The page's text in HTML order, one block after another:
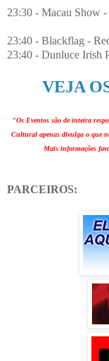
23:30 - Macau Show
23:40 - Blackflag -
23:40 - Dunluce Irish
VEJA
"Os Eventos são de inteira
Cultural apenas divulga o que
Mais informações
PARCEIROS: